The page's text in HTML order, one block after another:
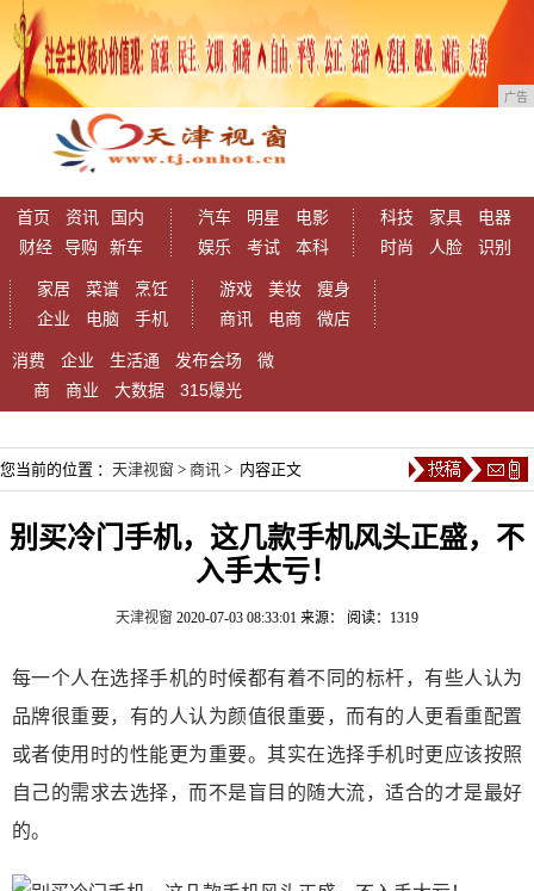
广告
首页 资讯
国内
财经
导购 新车
汽车 明星
电影
娱乐
考试 本科
科技 家具
电器
时尚
人脸 识别
家居 菜谱
烹饪
企业
电脑 手机
游戏 美妆
瘦身
商讯
电商 微店
消费 企业 生活通 发布会场
微
商
商业 大数据 315爆光
您当前的位置 ： 天津视窗 > 商讯 > 内容正文
别买冷门手机，这几款手机风头正盛，不
入手太亏！
天津视窗 2020-07-03 08:33:01 来源： 阅读：1319
每一个人在选择手机的时候都有着不同的标杆，有些人认为
品牌很重要，有的人认为颜值很重要，而有的人更看重配置
或者使用时的性能更为重要。其实在选择手机时更应该按照
自己的需求去选择，而不是盲目的随大流，适合的才是最好
的。